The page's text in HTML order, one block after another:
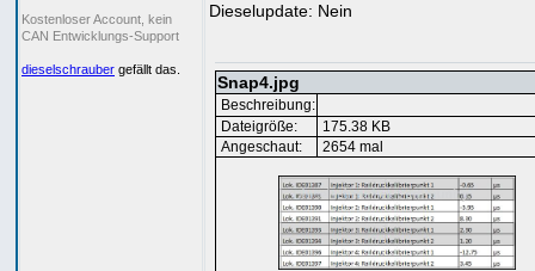
Kostenloser Account, kein
CAN Entwicklungs-Support
dieselschrauber gefällt das.
Dieselupdate: Nein
Snap4.jpg
Beschreibung:
Dateigröße:
175.38 KB
Angeschaut:
2654 mal